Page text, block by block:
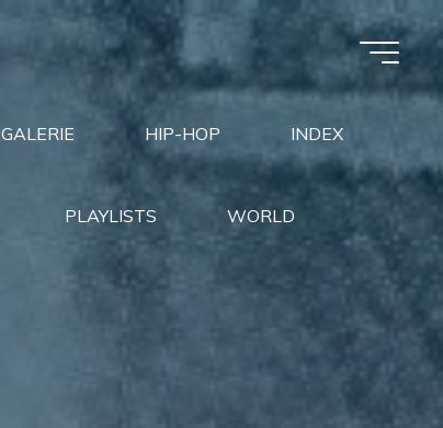
GALERIE HIP-HOP INDEX
PLAYLISTS WORLD